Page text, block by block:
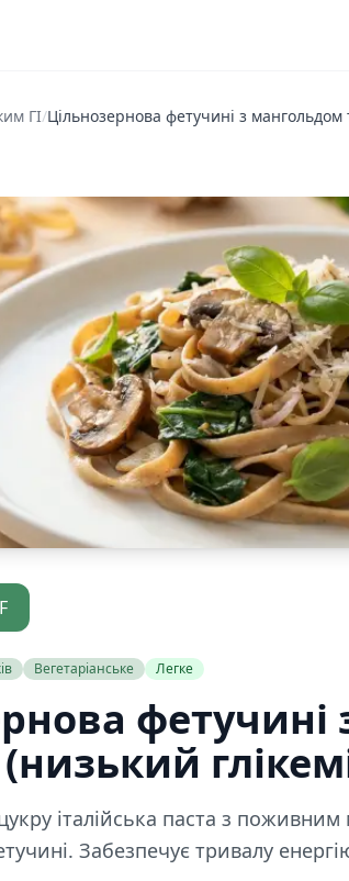
ГІ/Цільнозернова фетучині з мангольдом
Вегетаріанське Легке
італійська паста з
Забезпечує тривалу